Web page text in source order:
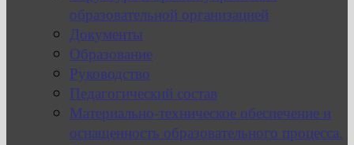
образовательной организацией
Документы
Образование
Руководство
Педагогический состав
Материально-техническое обеспечение и
оснащенность образовательного процесса.